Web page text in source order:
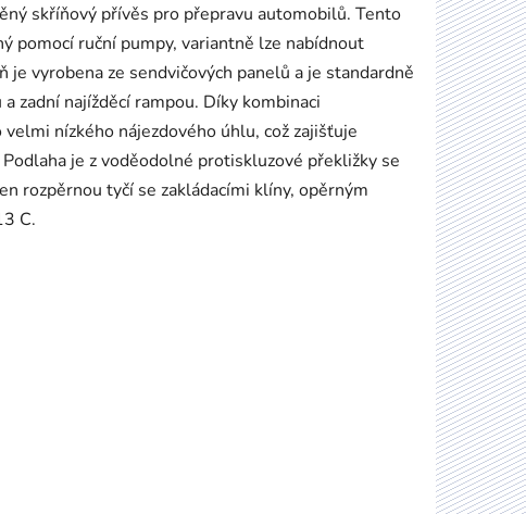
skříňový přívěs pro přepravu automobilů. Tento
pomocí ruční pumpy, variantně lze nabídnout
vyrobena ze sendvičových panelů a je standardně
zadní najížděcí rampou. Díky kombinaci
nízkého nájezdového úhlu, což zajišťuje
je z voděodolné protiskluzové překližky se
rozpěrnou tyčí se zakládacími klíny, opěrným
C.